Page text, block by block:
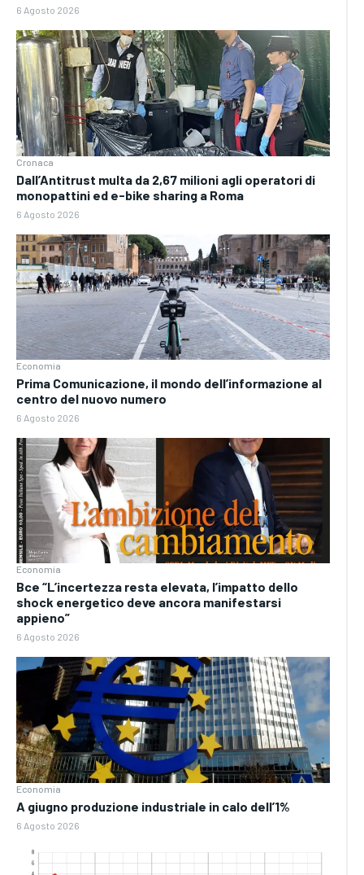
6 Agosto 2026
Cronaca
Dall’Antitrust multa da 2,67 milioni agli operatori di
monopattini ed e-bike sharing a Roma
6 Agosto 2026
Economia
Prima Comunicazione, il mondo dell’informazione al
centro del nuovo numero
6 Agosto 2026
Economia
Bce “L’incertezza resta elevata, l’impatto dello
shock energetico deve ancora manifestarsi
appieno”
6 Agosto 2026
Economia
A giugno produzione industriale in calo dell’1%
6 Agosto 2026